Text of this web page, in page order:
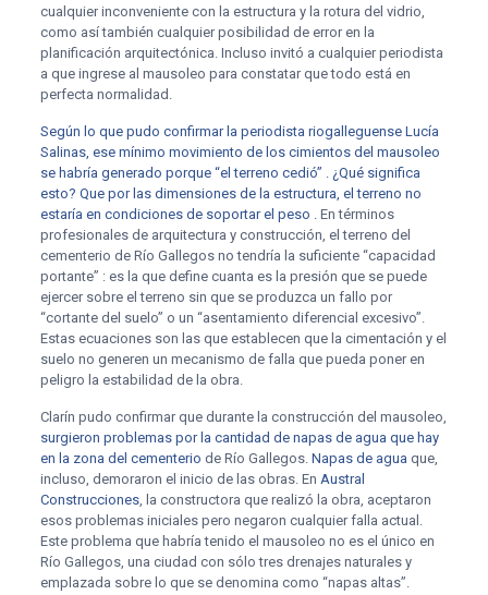
cualquier inconveniente con la estructura y la rotura del vidrio,
como así también cualquier posibilidad de error en la
planificación arquitectónica. Incluso invitó a cualquier periodista
a que ingrese al mausoleo para constatar que todo está en
perfecta normalidad.
Según lo que pudo confirmar la periodista riogalleguense Lucía
Salinas, ese mínimo movimiento de los cimientos del mausoleo
se habría generado porque “el terreno cedió” . ¿Qué significa
esto? Que por las dimensiones de la estructura, el terreno no
estaría en condiciones de soportar el peso . En términos
profesionales de arquitectura y construcción, el terreno del
cementerio de Río Gallegos no tendría la suficiente “capacidad
portante” : es la que define cuanta es la presión que se puede
ejercer sobre el terreno sin que se produzca un fallo por
“cortante del suelo” o un “asentamiento diferencial excesivo”.
Estas ecuaciones son las que establecen que la cimentación y el
suelo no generen un mecanismo de falla que pueda poner en
peligro la estabilidad de la obra.
Clarín pudo confirmar que durante la construcción del mausoleo,
surgieron problemas por la cantidad de napas de agua que hay
en la zona del cementerio de Río Gallegos. Napas de agua que,
incluso, demoraron el inicio de las obras. En Austral
Construcciones, la constructora que realizó la obra, aceptaron
esos problemas iniciales pero negaron cualquier falla actual.
Este problema que habría tenido el mausoleo no es el único en
Río Gallegos, una ciudad con sólo tres drenajes naturales y
emplazada sobre lo que se denomina como “napas altas”.